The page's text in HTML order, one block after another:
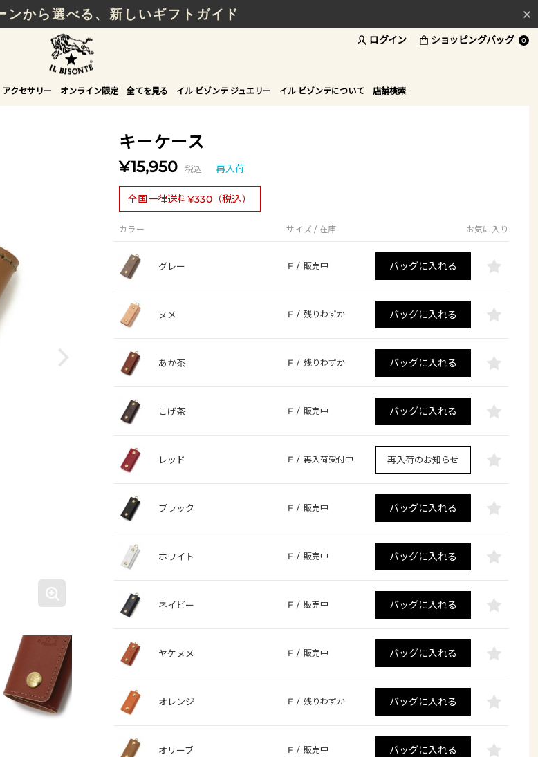
ンから選べる、新しいギフトガイド
ログイン ショッピングバッグ 0
アクセサリー オンライン限定 全てを見る イル ビゾンテ ジュエリー イル ビゾンテについて 店舗検索
キーケース
¥15,950 税込 再入荷
全国一律送料¥330（税込）
カラー サイズ / 在庫 お気に入り
グレー F / 販売中 バッグに入れる
ヌメ F / 残りわずか バッグに入れる
あか茶 F / 残りわずか バッグに入れる
こげ茶 F / 販売中 バッグに入れる
レッド F / 再入荷受付中 再入荷のお知らせ
ブラック F / 販売中 バッグに入れる
ホワイト F / 販売中 バッグに入れる
ネイビー F / 販売中 バッグに入れる
ヤケヌメ F / 販売中 バッグに入れる
オレンジ F / 残りわずか バッグに入れる
オリーブ F / 販売中 バッグに入れる